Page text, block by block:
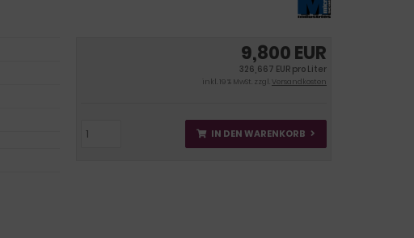
9,800 EUR
326,667 EUR pro Liter
inkl. 19 % MwSt. zzgl.Versandkosten
IN DEN WARENKORB